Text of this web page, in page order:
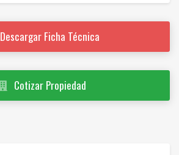
Descargar Ficha Técnica
Cotizar Propiedad